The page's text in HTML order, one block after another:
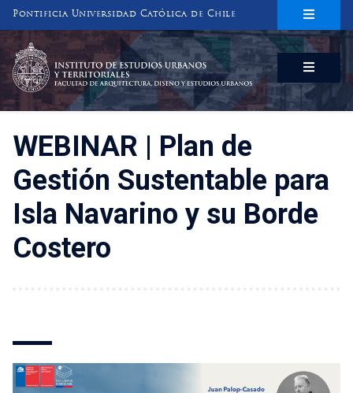
Pontificia Universidad Católica de Chile
INSTITUTO DE ESTUDIOS URBANOS
Y TERRITORIALES
FACULTAD DE ARQUITECTURA, DISEÑO Y ESTUDIOS URBANOS
WEBINAR | Plan de
Gestión Sustentable para
Isla Navarino y su Borde
Costero